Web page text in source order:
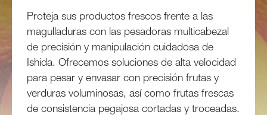
Proteja sus productos frescos frente a las
magulladuras con las pesadoras multicabezal
de precisión y manipulación cuidadosa de
Ishida. Ofrecemos soluciones de alta velocidad
para pesar y envasar con precisión frutas y
verduras voluminosas, así como frutas frescas
de consistencia pegajosa cortadas y troceadas.